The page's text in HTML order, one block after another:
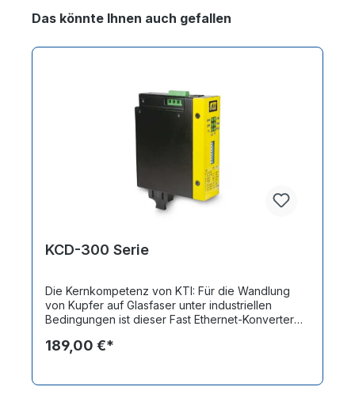
Produktgalerie überspringen
Das könnte Ihnen auch gefallen
KCD-300 Serie
Die Kernkompetenz von KTI: Für die Wandlung
von Kupfer auf Glasfaser unter industriellen
Bedingungen ist dieser Fast Ethernet-Konverter
10/100Mbit Kupfer-Port und einen Glasfaser-Port
189,00 €*